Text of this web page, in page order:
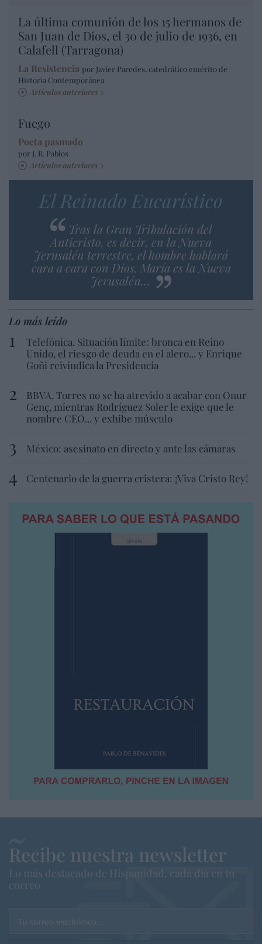
La última comunión de los 15 hermanos de
San Juan de Dios, el 30 de julio de 1936, en
Calafell (Tarragona)
La Resistencia por Javier Paredes, catedrático emérito de
Historia Contemporánea
Artículos anteriores
Fuego
Poeta pasmado
por J. R. Pablos
Artículos anteriores
El Reinado Eucarístico
Tras la Gran Tribulación del
Anticristo, es decir, en la Nueva
Jerusalén terrestre, el hombre hablará
cara a cara con Dios. María es la Nueva
Jerusalén…
Lo más leído
Telefónica. Situación límite: bronca en Reino
Unido, el riesgo de deuda en el alero... y Enrique
Goñi reivindica la Presidencia
BBVA. Torres no se ha atrevido a acabar con Onur
Genç, mientras Rodríguez Soler le exige que le
nombre CEO... y exhibe músculo
México: asesinato en directo y ante las cámaras
Centenario de la guerra cristera: ¡Viva Cristo Rey!
Recibe nuestra newsletter
Lo más destacado de Hispanidad, cada dia en tu
correo
Tu correo electrónico...